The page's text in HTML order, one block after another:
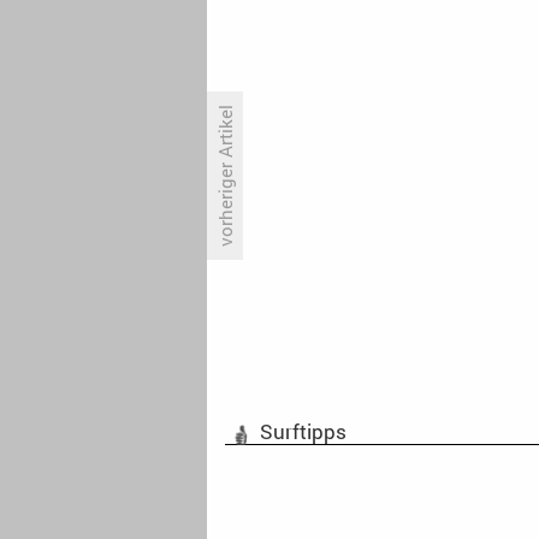
vorheriger Artikel
Surftipps